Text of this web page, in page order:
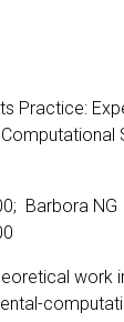
Practice:
Barbora
work